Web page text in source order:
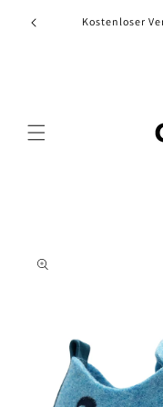
content
Kostenloser
information